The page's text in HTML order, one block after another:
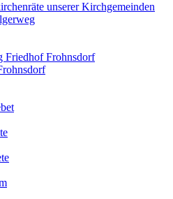
unserer Kirchgemeinden
Friedhof Frohnsdorf